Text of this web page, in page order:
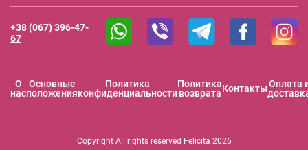
O
нас
Основные
положения
Политика
конфиденциальности
Политика
возвратаКонтактыОплата
+38 (067) 396-47-
67
Copyright All rights reserved Felicita 2026